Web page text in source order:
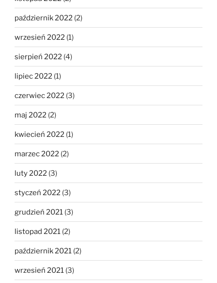
październik 2022 (2)
wrzesień 2022 (1)
sierpień 2022 (4)
lipiec 2022 (1)
czerwiec 2022 (3)
maj 2022 (2)
kwiecień 2022 (1)
marzec 2022 (2)
luty 2022 (3)
styczeń 2022 (3)
grudzień 2021 (3)
listopad 2021 (2)
październik 2021 (2)
wrzesień 2021 (3)